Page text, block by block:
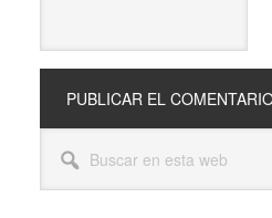
Barra
lateral
esta